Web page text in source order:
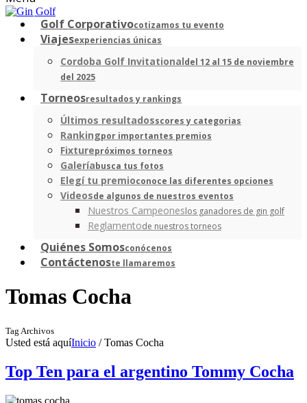
Golf Corporativocotizamos tu evento
Viajesexperiencias únicas
Cordoba Golf Invitationaldel 12 al 15 de noviembre
del 2025
Torneosresultados y rankings
Últimos resultadosscores y categorias
Rankingpor importantes premios
Fixturepróximos torneos
Galeríabusca tus fotos
Elegí tu premioconoce las diferentes opciones
Videosde algunos de nuestros eventos
Nuestros Campeoneslos ganadores de gin golf
Reglamentode nuestros torneos
Quiénes Somosconócenos
Contáctenoste llamaremos
Tomas Cocha
Tag Archivos
Usted está aquíInicio /Tomas Cocha
Top Ten para el argentino Tommy Cocha